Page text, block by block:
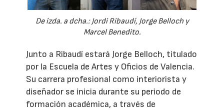
De izda. a dcha.: Jordi Ribaudí, Jorge Belloch y
Marcel Benedito.
Junto a Ribaudí estará Jorge Belloch, titulado
por la Escuela de Artes y Oficios de Valencia.
Su carrera profesional como interiorista y
diseñador se inicia durante su periodo de
formación académica, a través de